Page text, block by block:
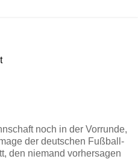
noch in der Vorrunde,
der deutschen Fußball-
den niemand vorhersagen